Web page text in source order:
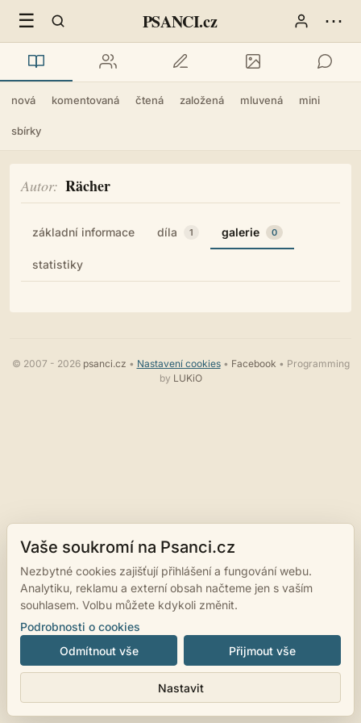
☰ PSANCI.cz ⋯
nová komentovaná čtená založená mluvená mini
sbírky
Autor Rächer
základní informace díla 1 galerie 0
statistiky
© 2007 - 2026 psanci.cz • Nastavení cookies• Facebook • Programming
by LUKiO
Vaše soukromí na Psanci.cz
Nezbytné cookies zajišťují přihlášení a fungování webu.
Analytiku, reklamu a externí obsah načteme jen s vaším
souhlasem. Volbu můžete kdykoli změnit.
Podrobnosti o cookies
Odmítnout vše
Nastavit
Přijmout vše